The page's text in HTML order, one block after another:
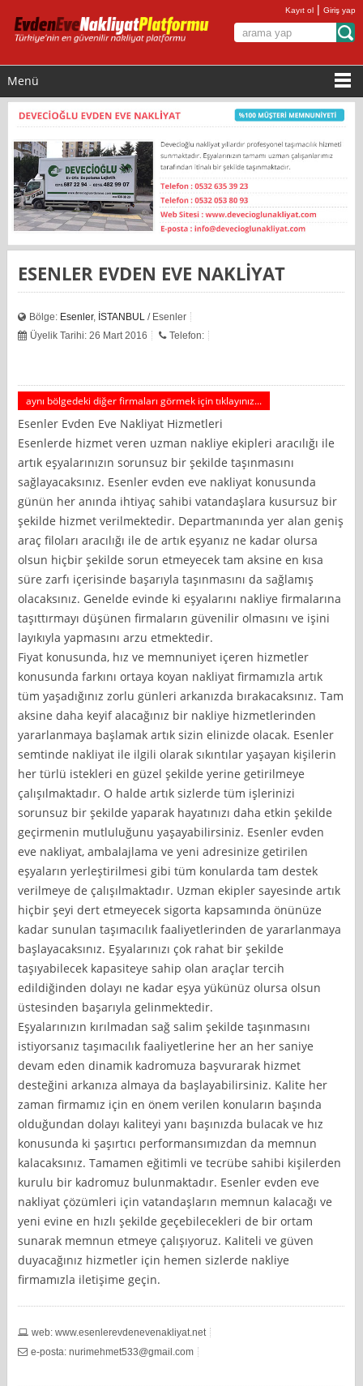
Kayıt ol |Giriş yap
Menü
ESENLER EVDEN EVE NAKLİYAT
Bölge: Esenler, İSTANBUL / Esenler
Üyelik Tarihi: 26 Mart 2016
Telefon:
aynı bölgedeki diğer firmaları görmek için tıklayınız...
Esenler Evden Eve Nakliyat Hizmetleri
Esenlerde hizmet veren uzman nakliye ekipleri aracılığı ile
artık eşyalarınızın sorunsuz bir şekilde taşınmasını
sağlayacaksınız. Esenler evden eve nakliyat konusunda
günün her anında ihtiyaç sahibi vatandaşlara kusursuz bir
şekilde hizmet verilmektedir. Departmanında yer alan geniş
araç filoları aracılığı ile de artık eşyanız ne kadar olursa
olsun hiçbir şekilde sorun etmeyecek tam aksine en kısa
süre zarfı içerisinde başarıyla taşınmasını da sağlamış
olacaksınız. Genelde evinde ki eşyalarını nakliye firmalarına
taşıttırmayı düşünen firmaların güvenilir olmasını ve işini
layıkıyla yapmasını arzu etmektedir.
Fiyat konusunda, hız ve memnuniyet içeren hizmetler
konusunda farkını ortaya koyan nakliyat firmamızla artık
tüm yaşadığınız zorlu günleri arkanızda bırakacaksınız. Tam
aksine daha keyif alacağınız bir nakliye hizmetlerinden
yararlanmaya başlamak artık sizin elinizde olacak. Esenler
semtinde nakliyat ile ilgili olarak sıkıntılar yaşayan kişilerin
her türlü istekleri en güzel şekilde yerine getirilmeye
çalışılmaktadır. O halde artık sizlerde tüm işlerinizi
sorunsuz bir şekilde yaparak hayatınızı daha etkin şekilde
geçirmenin mutluluğunu yaşayabilirsiniz. Esenler evden
eve nakliyat, ambalajlama ve yeni adresinize getirilen
eşyaların yerleştirilmesi gibi tüm konularda tam destek
verilmeye de çalışılmaktadır. Uzman ekipler sayesinde artık
hiçbir şeyi dert etmeyecek sigorta kapsamında önünüze
kadar sunulan taşımacılık faaliyetlerinden de yararlanmaya
başlayacaksınız. Eşyalarınızı çok rahat bir şekilde
taşıyabilecek kapasiteye sahip olan araçlar tercih
edildiğinden dolayı ne kadar eşya yükünüz olursa olsun
üstesinden başarıyla gelinmektedir.
Eşyalarınızın kırılmadan sağ salim şekilde taşınmasını
istiyorsanız taşımacılık faaliyetlerine her an her saniye
devam eden dinamik kadromuza başvurarak hizmet
desteğini arkanıza almaya da başlayabilirsiniz. Kalite her
zaman firmamız için en önem verilen konuların başında
olduğundan dolayı kaliteyi yanı başınızda bulacak ve hız
konusunda ki şaşırtıcı performansımızdan da memnun
kalacaksınız. Tamamen eğitimli ve tecrübe sahibi kişilerden
kurulu bir kadromuz bulunmaktadır. Esenler evden eve
nakliyat çözümleri için vatandaşların memnun kalacağı ve
yeni evine en hızlı şekilde geçebilecekleri de bir ortam
sunarak memnun etmeye çalışıyoruz. Kaliteli ve güven
duyacağınız hizmetler için hemen sizlerde nakliye
firmamızla iletişime geçin.
web: www.esenlerevdenevenakliyat.net
e-posta:nurimehmet533@gmail.com